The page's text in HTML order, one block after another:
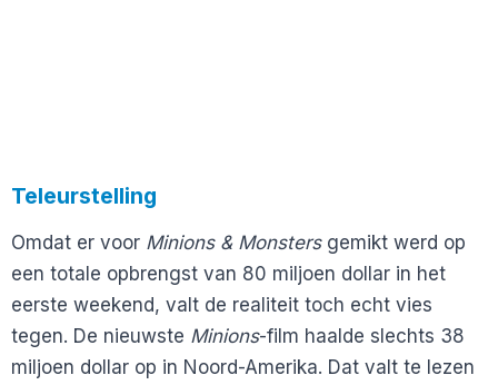
Teleurstelling
Omdat er voor Minions & Monstersgemikt werd op
een totale opbrengst van 80 miljoen dollar in het
eerste weekend, valt de realiteit toch echt vies
tegen. De nieuwste Minions-film haalde slechts 38
miljoen dollar op in Noord-Amerika. Dat valt te lezen